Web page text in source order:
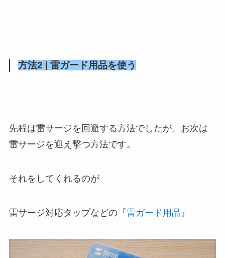
方法2 | 雷ガード用品を使う
先程は雷サージを回避する方法でしたが、お次は
雷サージを迎え撃つ方法です。
それをしてくれるのが
雷サージ対応タップなどの『雷ガード用品』